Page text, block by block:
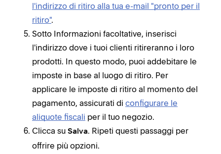
l'indirizzo di ritiro alla tua e-mail "pronto per il
ritiro".
Sotto Informazioni facoltative, inserisci
l'indirizzo dove i tuoi clienti ritireranno i loro
prodotti. In questo modo, puoi addebitare le
imposte in base al luogo di ritiro. Per
applicare le imposte di ritiro al momento del
pagamento, assicurati di configurare le
aliquote fiscali per il tuo negozio.
Clicca su Salva. Ripeti questi passaggi per
offrire più opzioni.